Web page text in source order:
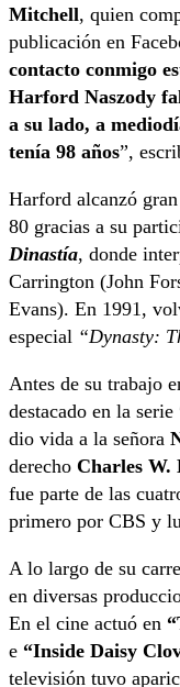
Mitchell, quien
publicación en
contacto conmigo
Harford Naszody
a su lado, a
tenía 98 años”,
Harford alcanzó
80 gracias a su
Dinastía, donde
Carrington (John
Evans). En 1991,
especial “Dynasty:
Antes de su trabajo
destacado en la serie
dio vida a la señora
derecho Charles W.
fue parte de las
primero por CBS y
A lo largo de su
en diversas
En el cine actuó en
e “Inside Daisy
televisión tuvo